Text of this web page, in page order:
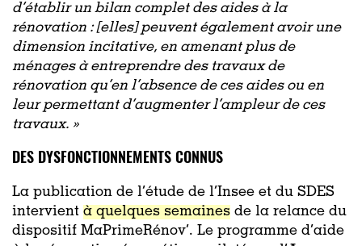
d’établir un bilan complet des aides à la
rénovation :[elles]peuvent également avoir une
dimension incitative, en amenant plus de
ménages à entreprendre des travaux de
rénovation qu’en l’absence de ces aides ou en
leur permettant d’augmenter l’ampleur de ces
travaux. »
DES DYSFONCTIONNEMENTS CONNUS
La publication de l’étude de l’Insee et du SDES
intervient à quelques semaines de la relance du
dispositif MaPrimeRénov’. Le programme d’aide